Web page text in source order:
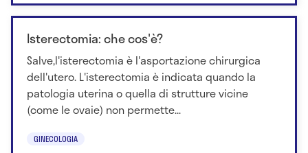
Isterectomia: che cos'è?
Salve,l'isterectomia è l'asportazione chirurgica
dell'utero. L'isterectomia è indicata quando la
patologia uterina o quella di strutture vicine
(come le ovaie) non permette...
GINECOLOGIA